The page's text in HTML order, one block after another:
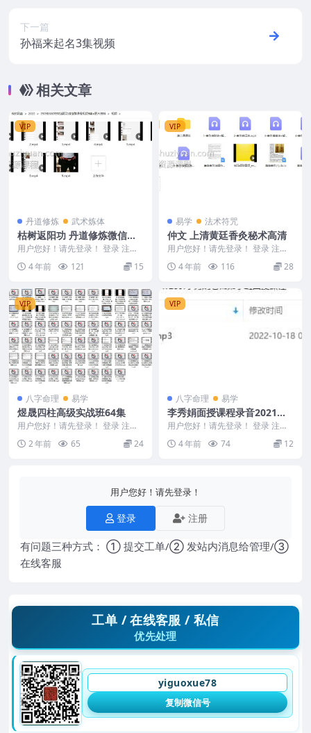
下一篇
孙福来起名3集视频
相关文章
VIP
丹道修炼 武术炼体
枯树返阳功 丹道修炼微信群
课程视频9集+图片资料
用户您好！请先登录！ 登录 注册
枯树返阳功微信群课程视频9集+图
片资料 编号：...
4 年前 121 15
VIP
易学 法术符咒
仲文 上清黄廷香灸秘术高清
用户您好！请先登录！ 登录 注册
新最‬引进仲文老师新课+传秘‬香灸
法 上清黄廷...
4 年前 116 28
VIP
八字命理 易学
煜晟四柱高级实战班64集
用户您好！请先登录！ 登录 注册
煜晟四柱高级实战班64集 241211
1 01...2 年前 65 24
VIP
八字命理 易学
李秀娟面授课程录音2021年6
月16日弟子班面授课程录音1
集 2个小时59分录音讲解
用户您好！请先登录！ 登录 注册
李秀娟老师弟子班面授课程 李秀
娟面授课程录音2...
4 年前 74 12
用户您好！请先登录！
登录 注册
有问题三种方式： ① 提交工单/② 发站内消息给管理/③
在线客服
工单 / 在线客服 / 私信
优先处理
yiguoxue78
复制微信号